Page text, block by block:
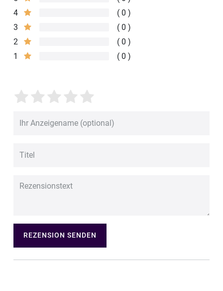
4
0
3
0
2
0
1
0
REZENSION SENDEN